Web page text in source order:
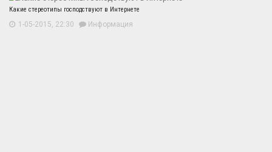
Какие стереотипы господствуют в Интернете
1-05-2015, 22:30 Информация